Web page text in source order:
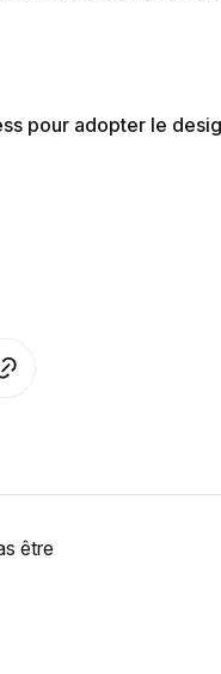
pour adopter le
être